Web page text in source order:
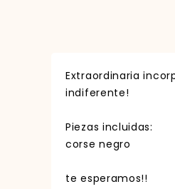
Extraordinaria
indiferente!
Piezas incluidas:
corse negro
te esperamos!!